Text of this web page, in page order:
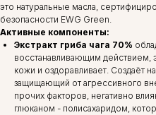
это натуральные масла,
безопасности EWG Green.
Активные компоненты:
Экстракт гриба чага 70%
восстанавливающим действием,
кожи и оздоравливает. Создаёт
защищающий от агрессивного
прочих факторов, негативно
глюканом - полисахаридом,